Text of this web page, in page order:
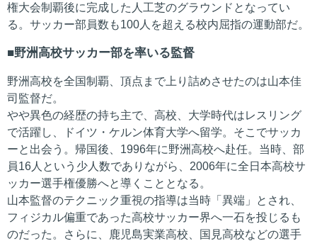
権大会制覇後に完成した人工芝のグラウンドとなってい
る。サッカー部員数も100人を超える校内屈指の運動部だ。
野洲高校サッカー部を率いる監督
野洲高校を全国制覇、頂点まで上り詰めさせたのは山本佳
司監督だ。
やや異色の経歴の持ち主で、高校、大学時代はレスリング
で活躍し、ドイツ・ケルン体育大学へ留学。そこでサッカ
ーと出会う。帰国後、1996年に野洲高校へ赴任。当時、部
員16人という少人数でありながら、2006年に全日本高校サ
ッカー選手権優勝へと導くこととなる。
山本監督のテクニック重視の指導は当時「異端」とされ、
フィジカル偏重であった高校サッカー界へ一石を投じるも
のだった。さらに、鹿児島実業高校、国見高校などの選手